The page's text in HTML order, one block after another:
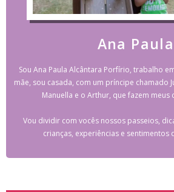
Ana Paula
Sou Ana Paula Alcântara Porfírio, trabalho
mãe, sou casada, com um príncipe chamado
Manuella e o Arthur, que fazem meus
Vou dividir com vocês nossos passeios,
crianças, experiências e sentimentos